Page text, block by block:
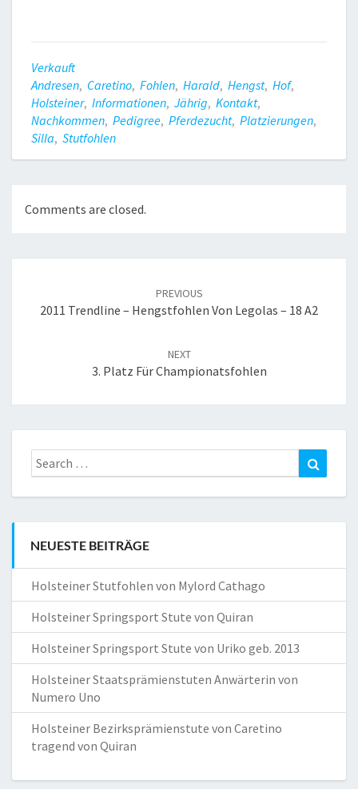
Verkauft
Andresen, Caretino, Fohlen, Harald, Hengst, Hof,
Holsteiner, Informationen, Jährig, Kontakt,
Nachkommen, Pedigree, Pferdezucht, Platzierungen,
Silla, Stutfohlen
Comments are closed.
PREVIOUS
2011 Trendline – Hengstfohlen Von Legolas – 18 A2
NEXT
3. Platz Für Championatsfohlen
Search
for:
NEUESTE BEITRÄGE
Holsteiner Stutfohlen von Mylord Cathago
Holsteiner Springsport Stute von Quiran
Holsteiner Springsport Stute von Uriko geb. 2013
Holsteiner Staatsprämienstuten Anwärterin von
Numero Uno
Holsteiner Bezirksprämienstute von Caretino
tragend von Quiran